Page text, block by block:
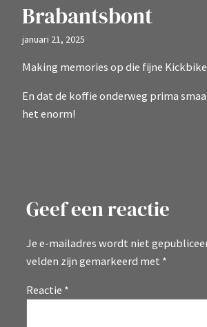
Brabantsbont
januari 21, 2025
Making memories op die fijne
En dat de koffie onderweg prima
het enorm!
Geef een reactie
Je e-mailadres wordt niet
velden zijn gemarkeerd met *
Reactie *